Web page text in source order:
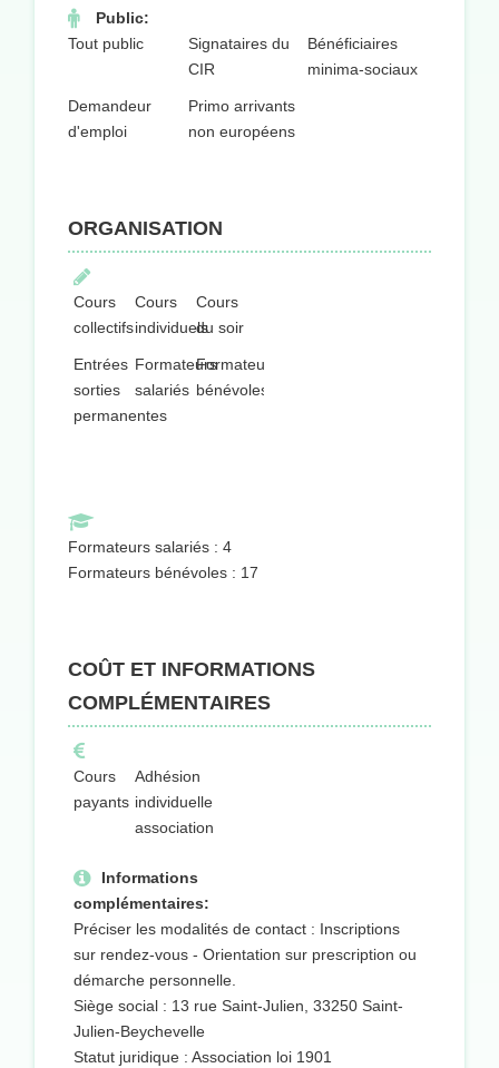
Public:
Tout public
Signataires du
CIR
Bénéficiaires
minima-sociaux
Demandeur
d'emploi
Primo arrivants
non européens
ORGANISATION
Cours
collectifs
Cours
individuels
Cours
du soir
Entrées
sorties
permanentes
Formateurs
salariés
Formateurs
bénévoles
Formateurs salariés : 4
Formateurs bénévoles : 17
COÛT ET INFORMATIONS
COMPLÉMENTAIRES
Cours
payants
Adhésion
individuelle
association
Informations
complémentaires:
Préciser les modalités de contact : Inscriptions
sur rendez-vous - Orientation sur prescription ou
démarche personnelle.
Siège social : 13 rue Saint-Julien, 33250 Saint-
Julien-Beychevelle
Statut juridique : Association loi 1901